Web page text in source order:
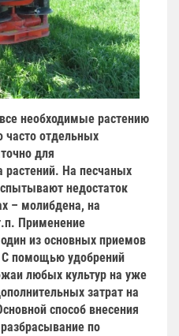
необходимые растению
отдельных
для
растений. На песчаных
недостаток
– молибдена, на
Применение
из основных приемов
С помощью удобрений
любых культур на уже
затрат на
способ внесения
по